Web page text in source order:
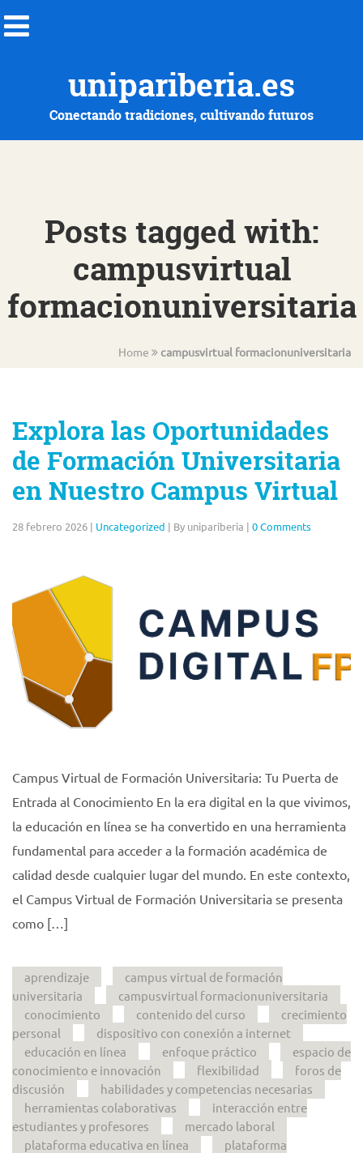
unipariberia.es
Conectando tradiciones, cultivando futuros
Posts tagged with:
campusvirtual
formacionuniversitaria
Home campusvirtual formacionuniversitaria
Explora las Oportunidades
de Formación Universitaria
en Nuestro Campus Virtual
28 febrero 2026 | Uncategorized | By unipariberia | 0 Comments
Campus Virtual de Formación Universitaria: Tu Puerta de
Entrada al Conocimiento En la era digital en la que vivimos,
la educación en línea se ha convertido en una herramienta
fundamental para acceder a la formación académica de
calidad desde cualquier lugar del mundo. En este contexto,
el Campus Virtual de Formación Universitaria se presenta
como […]
aprendizaje
campus virtual de formación
universitaria
campusvirtual formacionuniversitaria
conocimiento
contenido del curso
crecimiento
personal
dispositivo con conexión a internet
educación en línea
enfoque práctico
espacio de
conocimiento e innovación
flexibilidad
foros de
discusión
habilidades y competencias necesarias
herramientas colaborativas
interacción entre
estudiantes y profesores
mercado laboral
plataforma educativa en línea
plataforma